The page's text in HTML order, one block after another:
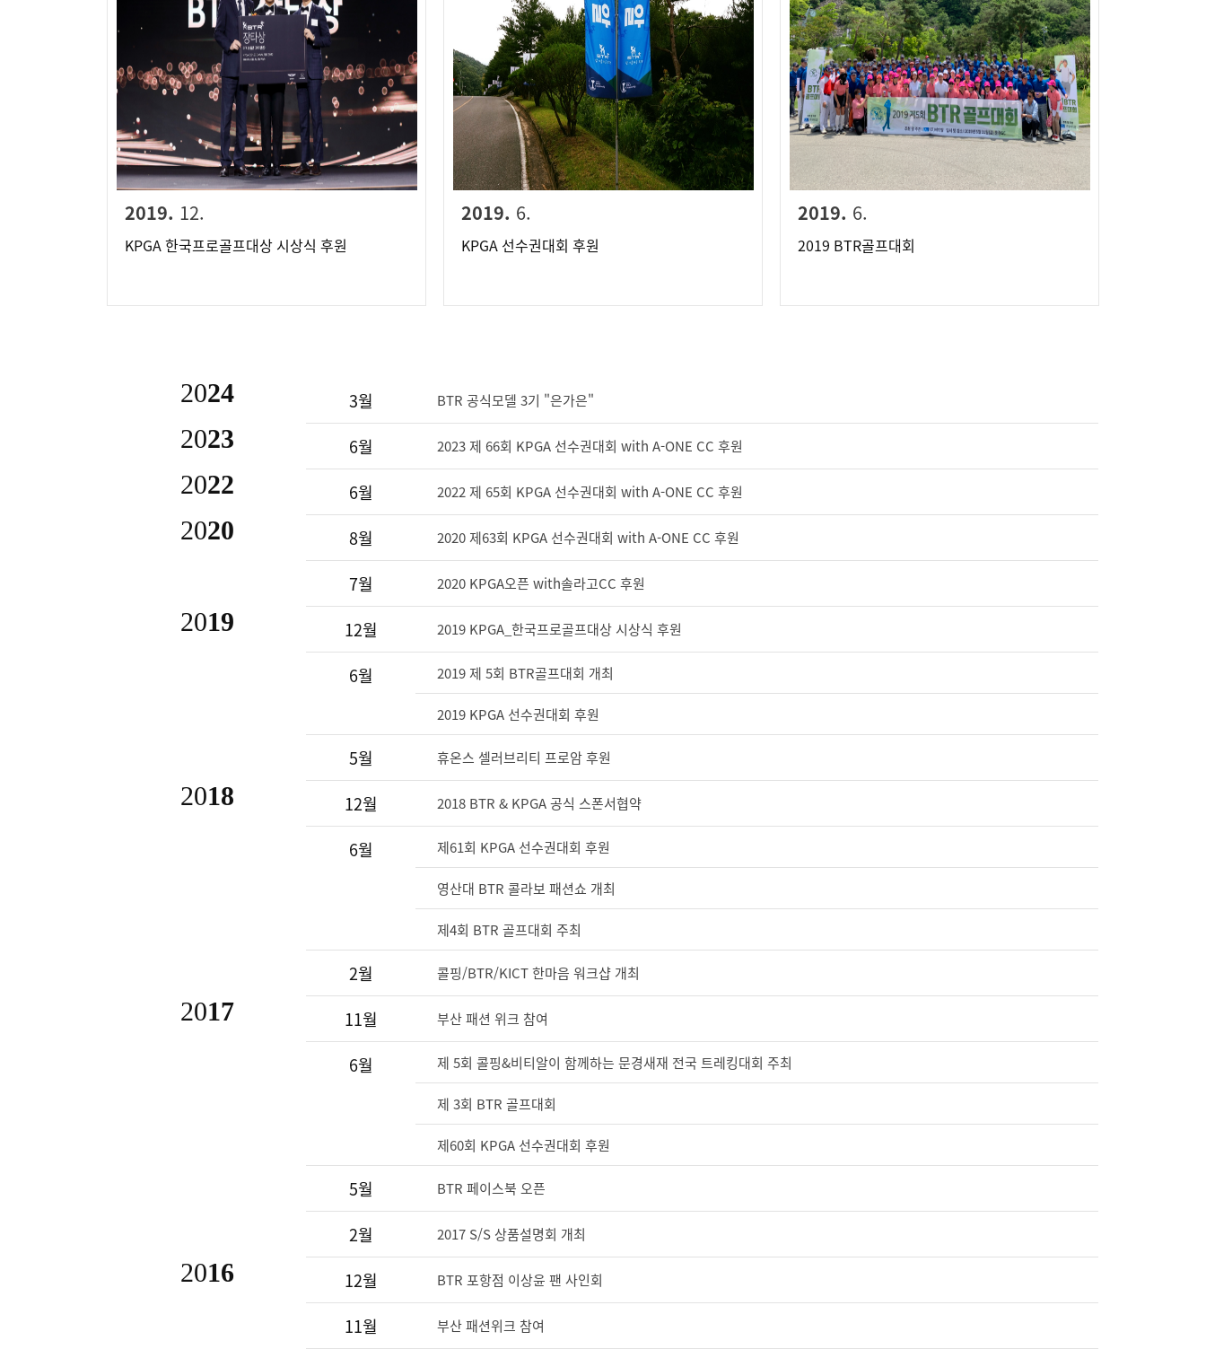
2019. 12.
KPGA 한국프로골프대상 시상식 후원
2019. 6.
KPGA 선수권대회 후원
2019. 6.
2019 BTR골프대회
2024 3월 BTR 공식모델 3기 "은가은"
2023 6월 2023 제 66회 KPGA 선수권대회 with A-ONE CC 후원
2022 6월 2022 제 65회 KPGA 선수권대회 with A-ONE CC 후원
2020 8월 2020 제63회 KPGA 선수권대회 with A-ONE CC 후원
7월 2020 KPGA오픈 with솔라고CC 후원
2019 12월 2019 KPGA_한국프로골프대상 시상식 후원
6월 2019 제 5회 BTR골프대회 개최
2019 KPGA 선수권대회 후원
5월 휴온스 셀러브리티 프로암 후원
2018 12월 2018 BTR & KPGA 공식 스폰서협약
6월 제61회 KPGA 선수권대회 후원
영산대 BTR 콜라보 패션쇼 개최
제4회 BTR 골프대회 주최
2월 콜핑/BTR/KICT 한마음 워크샵 개최
2017 11월 부산 패션 위크 참여
6월 제 5회 콜핑&비티알이 함께하는 문경새재 전국 트레킹대회 주최
제 3회 BTR 골프대회
제60회 KPGA 선수권대회 후원
5월 BTR 페이스북 오픈
2월 2017 S/S 상품설명회 개최
2016 12월 BTR 포항점 이상윤 팬 사인회
11월 부산 패션위크 참여